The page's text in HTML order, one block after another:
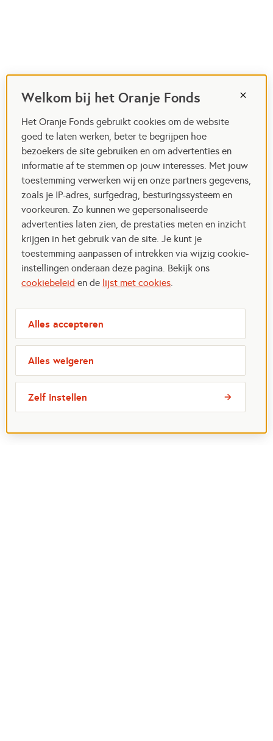
Welkom bij het Oranje Fonds
Het Oranje Fonds gebruikt cookies om de website
goed te laten werken, beter te begrijpen hoe
bezoekers de site gebruiken en om advertenties en
informatie af te stemmen op jouw interesses. Met jouw
toestemming verwerken wij en onze partners gegevens,
zoals je IP-adres, surfgedrag, besturingssysteem en
voorkeuren. Zo kunnen we gepersonaliseerde
advertenties laten zien, de prestaties meten en inzicht
krijgen in het gebruik van de site. Je kunt je
toestemming aanpassen of intrekken via wijzig cookie-
instellingen onderaan deze pagina. Bekijk ons
cookiebeleid en de lijst met cookies.
Alles accepteren
Alles weigeren
Zelf instellen